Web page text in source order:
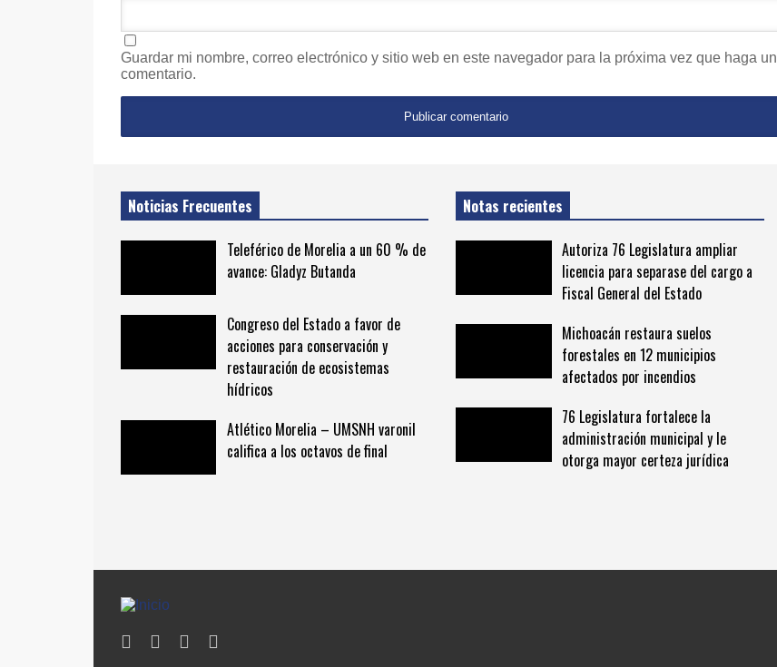
Guardar mi nombre, correo electrónico y sitio web en este navegador para la próxima vez que haga un
comentario.
Noticias Frecuentes
Teleférico de Morelia a un 60 % de
avance: Gladyz Butanda
Congreso del Estado a favor de
acciones para conservación y
restauración de ecosistemas
hídricos
Atlético Morelia – UMSNH varonil
califica a los octavos de final
Notas recientes
Autoriza 76 Legislatura ampliar
licencia para separase del cargo a
Fiscal General del Estado
Michoacán restaura suelos
forestales en 12 municipios
afectados por incendios
76 Legislatura fortalece la
administración municipal y le
otorga mayor certeza jurídica